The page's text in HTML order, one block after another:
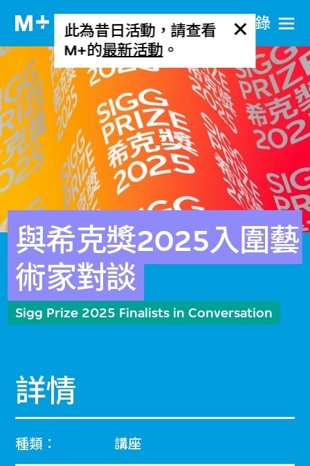
目​錄
此為昔日活動，請查看
M+的最新活動 。
與希克獎2025入圍藝
術家對談
Sigg Prize 2025 Finalists in Conversation
詳情
種類： 講座